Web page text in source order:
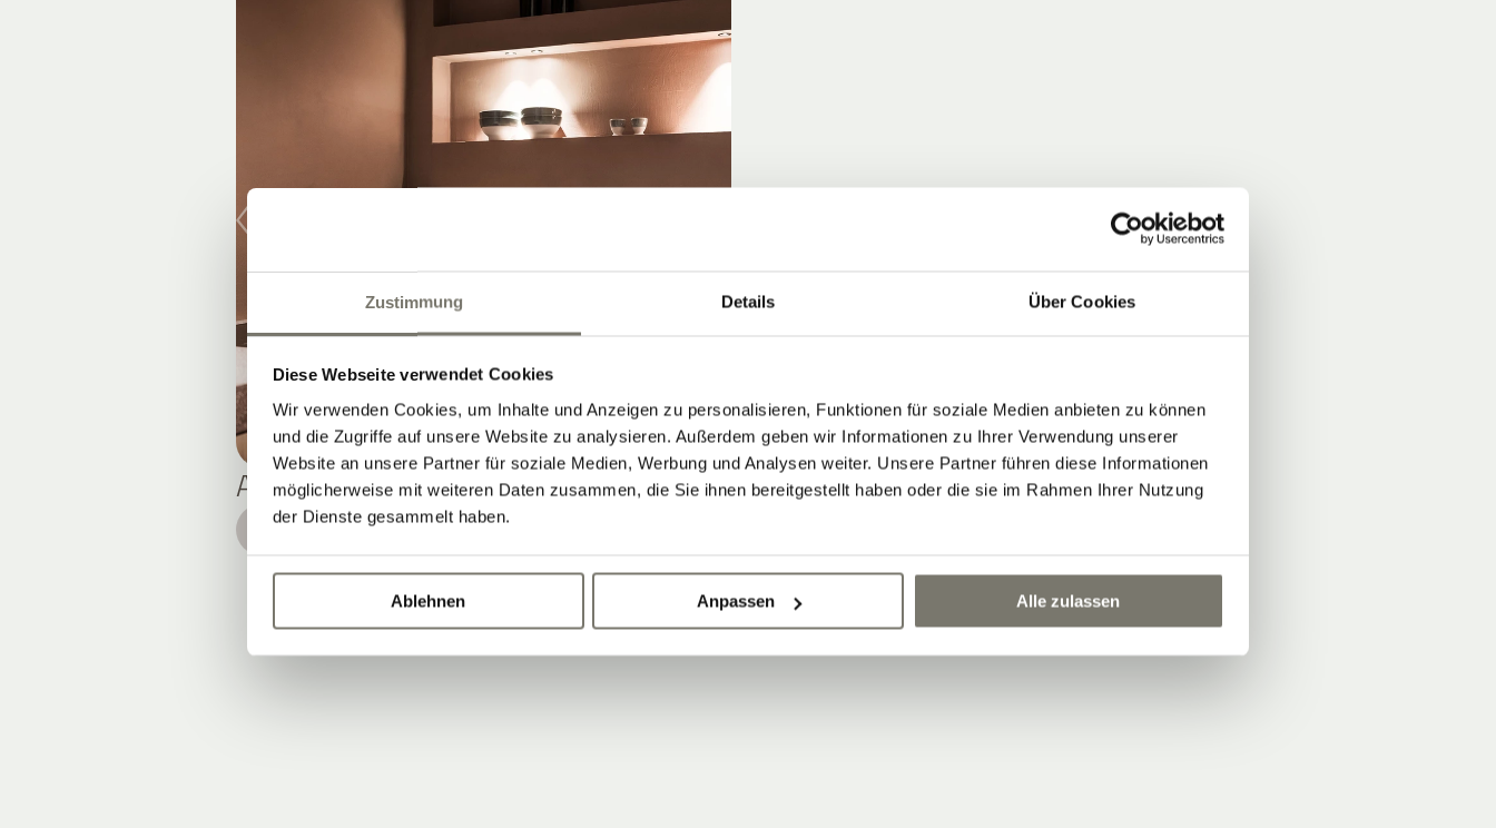
Zustimmung Details Über Cookies
Diese Webseite verwendet Cookies
Wir verwenden Cookies, um Inhalte und Anzeigen zu personalisieren, Funktionen für soziale Medien anbieten zu können
und die Zugriffe auf unsere Website zu analysieren. Außerdem geben wir Informationen zu Ihrer Verwendung unserer
Website an unsere Partner für soziale Medien, Werbung und Analysen weiter. Unsere Partner führen diese Informationen
möglicherweise mit weiteren Daten zusammen, die Sie ihnen bereitgestellt haben oder die sie im Rahmen Ihrer Nutzung
der Dienste gesammelt haben.
Ablehnen Anpassen Alle zulassen
APARTMENT L
DETAILS